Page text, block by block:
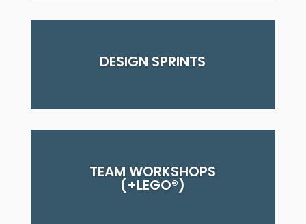
DESIGN SPRINTS
TEAM WORKSHOPS
(+LEGO®)